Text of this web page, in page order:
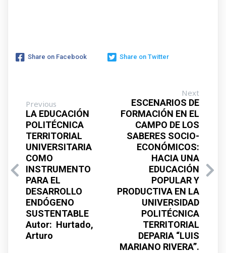
Share on Facebook Share on Twitter
Previous
LA EDUCACIÓN
POLITÉCNICA
TERRITORIAL
UNIVERSITARIA
COMO
INSTRUMENTO
PARA EL
DESARROLLO
ENDÓGENO
SUSTENTABLE
Autor: Hurtado,
Arturo
Next
ESCENARIOS DE
FORMACIÓN EN EL
CAMPO DE LOS
SABERES SOCIO-
ECONÓMICOS:
HACIA UNA
EDUCACIÓN
POPULAR Y
PRODUCTIVA EN LA
UNIVERSIDAD
POLITÉCNICA
TERRITORIAL
DEPARIA “LUIS
MARIANO RIVERA”.